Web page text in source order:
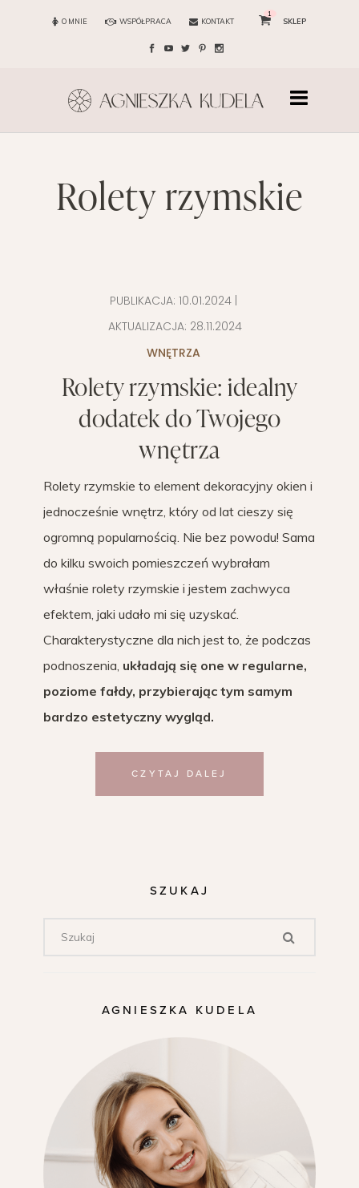
O MNIE WSPÓŁPRACA KONTAKT
1
SKLEP
rolety rzymskie
PUBLIKACJA: 10.01.2024
AKTUALIZACJA: 28.11.2024
WNĘTRZA
Rolety rzymskie: idealny
dodatek do Twojego
wnętrza
Rolety rzymskie to element dekoracyjny okien i
jednocześnie wnętrz, który od lat cieszy się
ogromną popularnością. Nie bez powodu! Sama
do kilku swoich pomieszczeń wybrałam
właśnie rolety rzymskie i jestem zachwyca
efektem, jaki udało mi się uzyskać.
Charakterystyczne dla nich jest to, że podczas
podnoszenia, układają się one w regularne,
poziome fałdy, przybierając tym samym
bardzo estetyczny wygląd.
CZYTAJ DALEJ
SZUKAJ
AGNIESZKA KUDELA